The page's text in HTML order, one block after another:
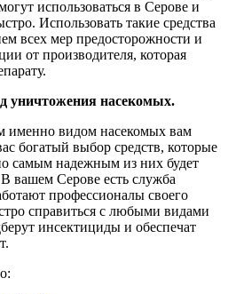
использоваться в Серове и
Использовать такие средства
всех мер предосторожности и
от производителя, которая
уничтожения насекомых.
именно видом насекомых вам
богатый выбор средств, которые
самым надежным из них будет
вашем Серове есть служба
профессионалы своего
справиться с любыми видами
инсектициды и обеспечат